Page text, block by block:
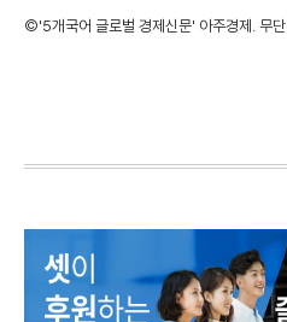
©'5개국어 글로벌 경제신문' 아주경제. 무단